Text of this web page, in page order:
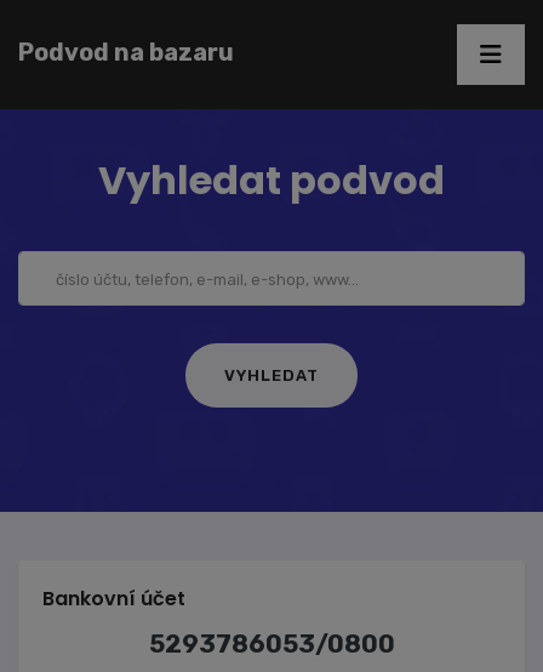
Podvod na bazaru
Vyhledat podvod
Bankovní účet
5293786053/0800